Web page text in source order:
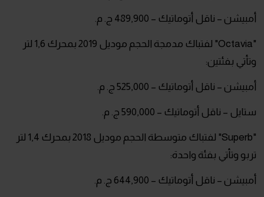
أمبيشن – ناقل أتوماتيك – 489,900 ج. م.
"Octavia" لفتباك مدمجة الحجم موديل 2019 بمحرك 1,6 لتر
وتأتي بفئتين:
أمبيشن – ناقل أتوماتيك – 525,000 ج. م.
ستايل – ناقل أتوماتيك – 590,000 ج. م.
"Superb" لفتباك متوسطة الحجم موديل 2018 بمحرك 1,4 لتر
تربو وتأتي بفئة واحدة:
أمبيشن – ناقل أتوماتيك – 644,900 ج. م.